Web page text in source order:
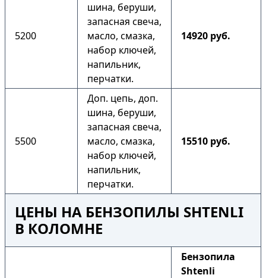
5200
шина, беруши,
запасная свеча,
масло, смазка,
набор ключей,
напильник,
перчатки.
14920 руб.
5500
Доп. цепь, доп.
шина, беруши,
запасная свеча,
масло, смазка,
набор ключей,
напильник,
перчатки.
15510 руб.
ЦЕНЫ НА БЕНЗОПИЛЫ SHTENLI
В КОЛОМНЕ
Бензопила
Shtenli